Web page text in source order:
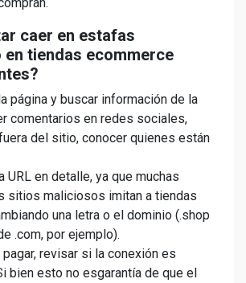
caer en estafas
en tiendas ecommerce
página y buscar información de la
comentarios en redes sociales,
del sitio, conocer quienes están
URL en detalle, ya que muchas
sitios maliciosos imitan a tiendas
una letra o el dominio (.shop
.com, por ejemplo).
revisar si la conexión es
bien esto no esgarantía de que el